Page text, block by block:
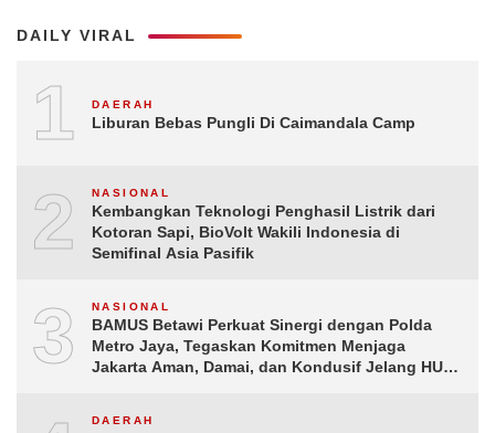
DAILY VIRAL
1 DAERAH
Liburan Bebas Pungli Di Caimandala Camp
2 NASIONAL
Kembangkan Teknologi Penghasil Listrik dari
Kotoran Sapi, BioVolt Wakili Indonesia di
Semifinal Asia Pasifik
3 NASIONAL
BAMUS Betawi Perkuat Sinergi dengan Polda
Metro Jaya, Tegaskan Komitmen Menjaga
Jakarta Aman, Damai, dan Kondusif Jelang HUT
DAERAH